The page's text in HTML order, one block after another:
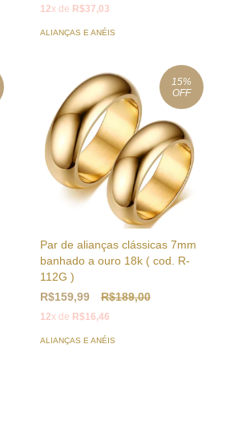
12x de R$37,03
ALIANÇAS E ANÉIS
15%
OFF
Par de alianças clássicas 7mm
banhado a ouro 18k ( cod. R-
112G )
R$159,99
R$189,00
12x de R$16,46
ALIANÇAS E ANÉIS